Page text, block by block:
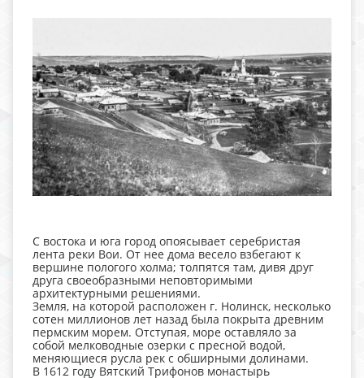
С востока и юга город опоясывает серебристая
лента реки Вои. От нее дома весело взбегают к
вершине пологого холма; толпятся там, дивя друг
друга своеобразными неповторимыми
архитектурными решениями.
Земля, на которой расположен г. Нолинск, несколько
сотен миллионов лет назад была покрыта древним
пермским морем. Отступая, море оставляло за
собой мелководные озерки с пресной водой,
меняющиеся русла рек с обширными долинами.
В 1612 году Вятский Трифонов монастырь